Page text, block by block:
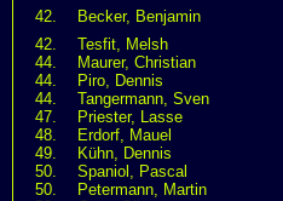
42.
Becker, Benjamin
42.
Tesfit, Melsh
44.
Maurer, Christian
44.
Piro, Dennis
44.
Tangermann, Sven
47.
Priester, Lasse
48.
Erdorf, Mauel
49.
Kühn, Dennis
50.
Spaniol, Pascal
50.
Petermann, Martin